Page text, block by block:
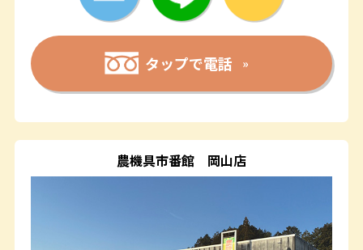
タップで電話
農機具市番館 岡山店